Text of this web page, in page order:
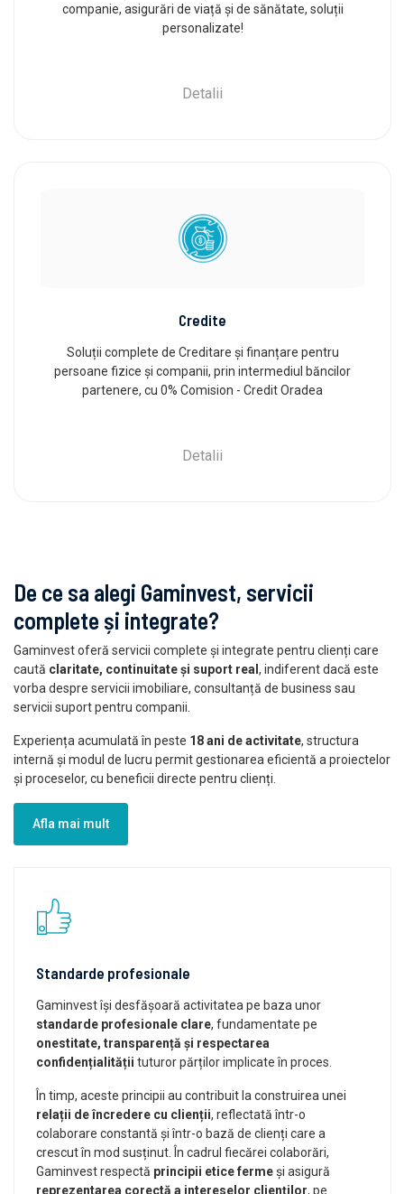
companie, asigurări de viață și de sănătate, soluții
personalizate!
Detalii
Credite
Soluții complete de Creditare și finanțare pentru
persoane fizice și companii, prin intermediul băncilor
partenere, cu 0% Comision - Credit Oradea
Detalii
De ce sa alegi Gaminvest, servicii
complete și integrate?
Gaminvest oferă servicii complete și integrate pentru clienți care
caută claritate, continuitate și suport real , indiferent dacă este
vorba despre servicii imobiliare, consultanță de business sau
servicii suport pentru companii.
Experiența acumulată în peste 18 ani de activitate, structura
internă și modul de lucru permit gestionarea eficientă a proiectelor
și proceselor, cu beneficii directe pentru clienți.
Afla mai mult
Standarde profesionale
Gaminvest își desfășoară activitatea pe baza unor
standarde profesionale clare, fundamentate pe
onestitate, transparență și respectarea
confidențialității tuturor părților implicate în proces.
În timp, aceste principii au contribuit la construirea unei
relații de încredere cu clienții, reflectată într-o
colaborare constantă și într-o bază de clienți care a
crescut în mod susținut. În cadrul fiecărei colaborări,
Gaminvest respectă principii etice fermeși asigură
reprezentarea corectă a intereselor clienților, pe